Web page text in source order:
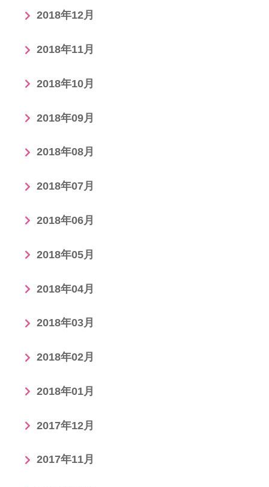
2018年12月
2018年11月
2018年10月
2018年09月
2018年08月
2018年07月
2018年06月
2018年05月
2018年04月
2018年03月
2018年02月
2018年01月
2017年12月
2017年11月